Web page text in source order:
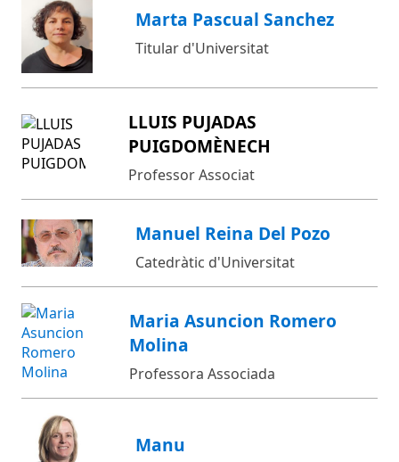
Marta Pascual Sanchez
Titular d'Universitat
LLUIS PUJADAS
PUIGDOMÈNECH
Professor Associat
Manuel Reina Del Pozo
Catedràtic d'Universitat
Maria Asuncion Romero
Molina
Professora Associada
Manu